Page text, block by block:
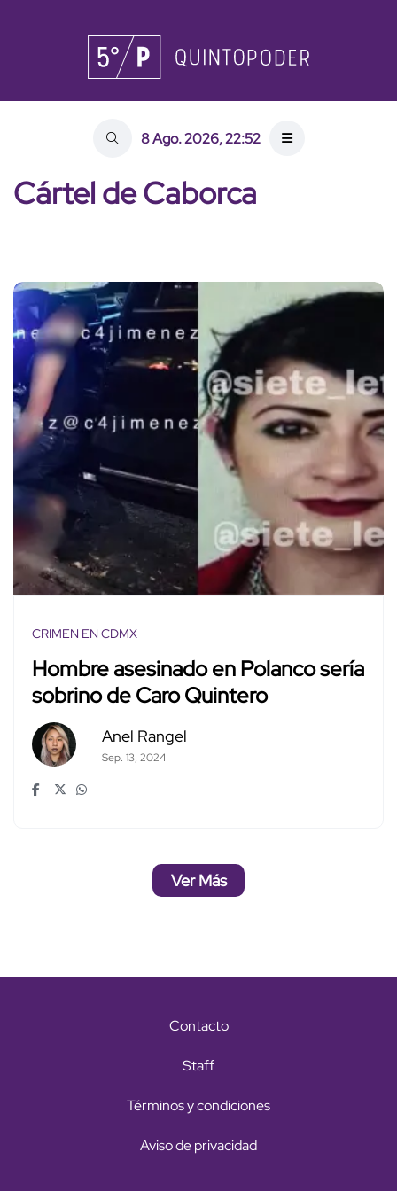
8 Ago. 2026, 22:52
Cártel de Caborca
CRIMEN EN CDMX
Hombre asesinado en Polanco sería
sobrino de Caro Quintero
Anel Rangel
Sep. 13, 2024
Ver Más
Contacto
Staff
Términos y condiciones
Aviso de privacidad